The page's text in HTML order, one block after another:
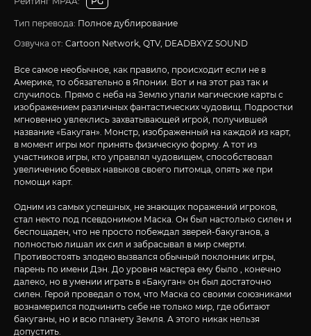
Тип перевода: Полное дублирование
Озвучка от: Cartoon Network, QTV, DEADBXYZ SOUND
Все самое необычное, как правило, происходит если не в
Америке, то обязательно в Японии. Вот и на этот раз так и
случилось. Прямо с неба на Землю упали магические карты с
изображением различных фантастических чудовищ. Подростки
мгновенно увлеклись захватывающей игрой, получившей
название «Бакуган». Монстр, изображенный на каждой из карт,
в момент игры мог принять физическую форму. А тот из
участников игры, кто управлял чудовищем, способствовал
увеличению боевых навыков своего питомца, опять же при
помощи карт.
Одним из самых успешных, не знающих поражений игроков,
стал некто под псевдонимом Маска. Он был настолько силен и
беспощаден, что не просто побеждал зверей-бакуганов, а
полностью лишал их сил и забрасывал в мир смерти.
Противостоять злодею вызвался обычный поклонник игры,
парень по имени Дэн. До уровня мастера ему было , конечно
далеко, но в умении играть в «Бакуган» он был достаточно
силен. Герой проведал о том, что Маска со своими союзниками
вознамерился подчинить себе не только мир, где обитают
бакуганы, но и всю планету Земля. А этого никак нельзя
допустить.